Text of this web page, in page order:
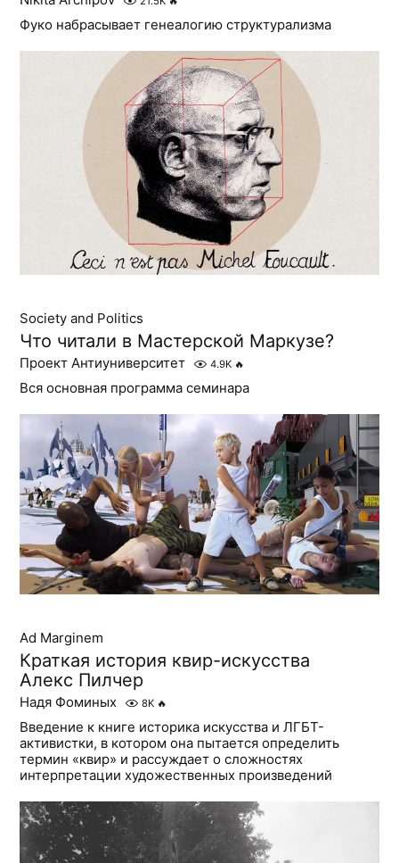
Фуко набрасывает генеалогию структурализма
Society and Politics
Что читали в Мастерской Маркузе?
Проект Антиуниверситет 4.9K 🔥
Вся основная программа семинара
Ad Marginem
Краткая история квир-искусства
Алекс Пилчер
Надя Фоминых 8K 🔥
Введение к книге историка искусства и ЛГБТ-
активистки, в котором она пытается определить
термин «квир» и рассуждает о сложностях
интерпретации художественных произведений